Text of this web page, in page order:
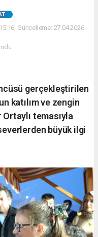
Güncelleme: 27.04.2026 -
gerçekleştirilen
katılım ve zengin
temasıyla
büyük ilgi